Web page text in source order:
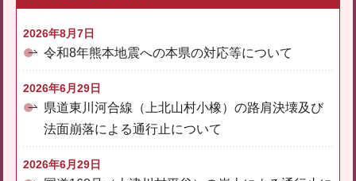
2026年8月7日
令和8年熊本地震への本県の対応等について
2026年6月29日
県道東川河合線（上北山村小橡）の路肩決壊及び
法面崩落による通行止について
2026年6月29日